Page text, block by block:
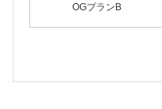
OGプランB